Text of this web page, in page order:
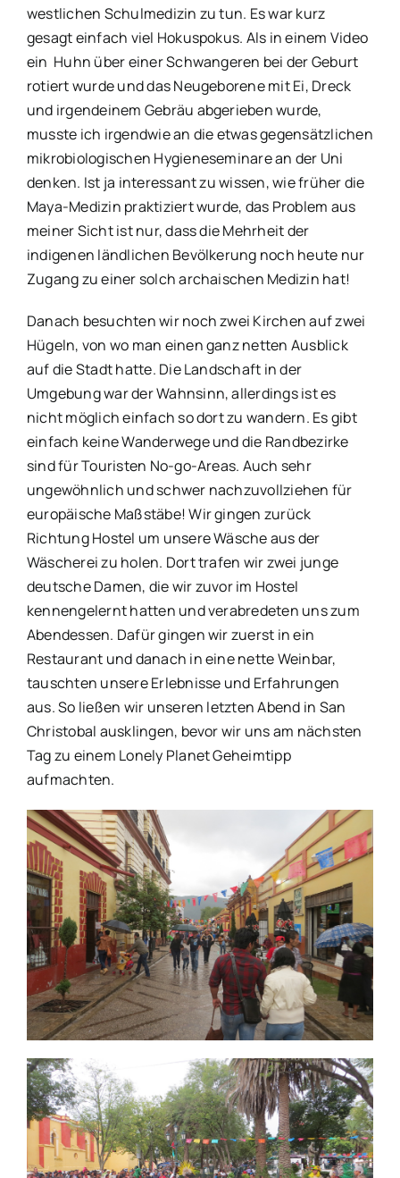
westlichen Schulmedizin zu tun. Es war kurz
gesagt einfach viel Hokuspokus. Als in einem Video
ein Huhn über einer Schwangeren bei der Geburt
rotiert wurde und das Neugeborene mit Ei, Dreck
und irgendeinem Gebräu abgerieben wurde,
musste ich irgendwie an die etwas gegensätzlichen
mikrobiologischen Hygieneseminare an der Uni
denken. Ist ja interessant zu wissen, wie früher die
Maya-Medizin praktiziert wurde, das Problem aus
meiner Sicht ist nur, dass die Mehrheit der
indigenen ländlichen Bevölkerung noch heute nur
Zugang zu einer solch archaischen Medizin hat!
Danach besuchten wir noch zwei Kirchen auf zwei
Hügeln, von wo man einen ganz netten Ausblick
auf die Stadt hatte. Die Landschaft in der
Umgebung war der Wahnsinn, allerdings ist es
nicht möglich einfach so dort zu wandern. Es gibt
einfach keine Wanderwege und die Randbezirke
sind für Touristen No-go-Areas. Auch sehr
ungewöhnlich und schwer nachzuvollziehen für
europäische Maßstäbe! Wir gingen zurück
Richtung Hostel um unsere Wäsche aus der
Wäscherei zu holen. Dort trafen wir zwei junge
deutsche Damen, die wir zuvor im Hostel
kennengelernt hatten und verabredeten uns zum
Abendessen. Dafür gingen wir zuerst in ein
Restaurant und danach in eine nette Weinbar,
tauschten unsere Erlebnisse und Erfahrungen
aus. So ließen wir unseren letzten Abend in San
Christobal ausklingen, bevor wir uns am nächsten
Tag zu einem Lonely Planet Geheimtipp
aufmachten.